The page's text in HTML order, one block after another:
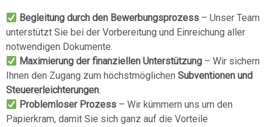
Begleitung durch den Bewerbungsprozess – Unser Team
unterstützt Sie bei der Vorbereitung und Einreichung aller
notwendigen Dokumente.
Maximierung der finanziellen Unterstützung – Wir sichern
Ihnen den Zugang zum höchstmöglichen Subventionen und
Steuererleichterungen.
Problemloser Prozess – Wir kümmern uns um den
Papierkram, damit Sie sich ganz auf die Vorteile